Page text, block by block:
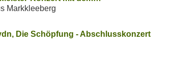
Markkleeberg
Die Schöpfung - Abschlusskonzert